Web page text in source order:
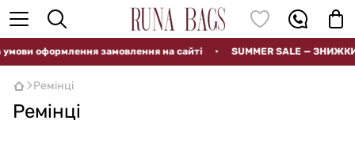
оформлення замовлення на сайті • SUMMER SALE — ЗНИЖКИ ДО
Ремінці
Ремінці